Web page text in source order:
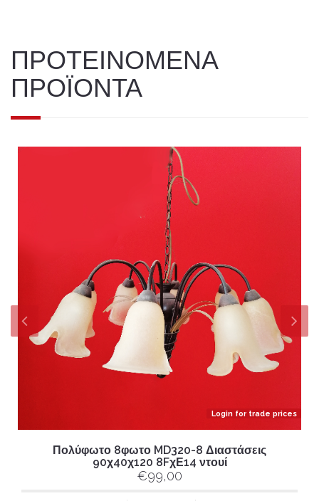
ΠΡΟΤΕΙΝΟΜΕΝΑ
ΠΡΟΪΟΝΤΑ
Login for trade prices
Πολύφωτο 8φωτο MD320-8 Διαστάσεις
90χ40χ120 8FχΕ14 ντουί
€99,00